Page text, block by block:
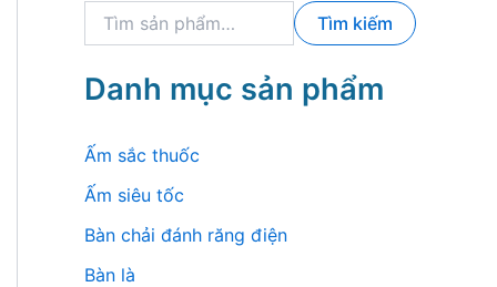
k
m
:
Tìm kiếm
Danh mục sản phẩm
Ấm sắc thuốc
Ấm siêu tốc
Bàn chải đánh răng điện
Bàn là